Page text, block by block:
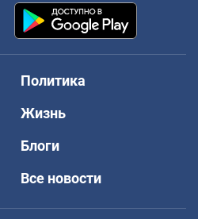
Политика
Жизнь
Блоги
Все новости